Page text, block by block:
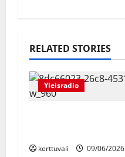
v
i
RELATED STORIES
Yleisradio
kerttuvali 09/06/2026